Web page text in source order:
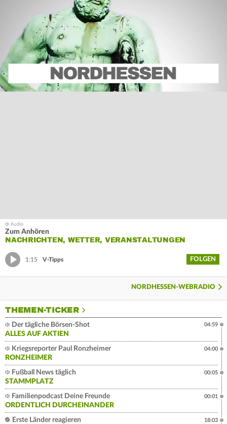
Zum Anhören
NACHRICHTEN, WETTER, VERANSTALTUNGEN
1:15 V-Tipps FOLGEN
NORDHESSEN-WEBRADIO
THEMEN-TICKER
Der tägliche Börsen-Shot
ALLES AUF AKTIEN
04:59
Kriegsreporter Paul Ronzheimer
RONZHEIMER
04:00
Fußball News täglich
STAMMPLATZ
00:05
Familienpodcast Deine Freunde
ORDENTLICH DURCHEINANDER
00:01
Erste Länder reagieren
18:03